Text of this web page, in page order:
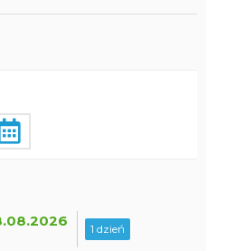
1 dzień